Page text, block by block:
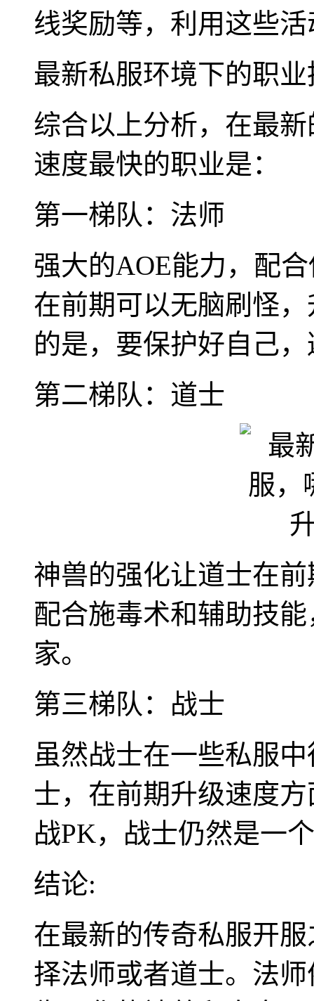
线奖励等，利用这些
最新私服环境下的职
综合以上分析，在最
速度最快的职业是：
第一梯队：法师
强大的AOE能力，配
在前期可以无脑刷怪
的是，要保护好自己
第二梯队：道士
神兽的强化让道士在
配合施毒术和辅助技
家。
第三梯队：战士
虽然战士在一些私服
士，在前期升级速度
战PK，战士仍然是一
结论:
在最新的传奇私服开
择法师或者道士。法